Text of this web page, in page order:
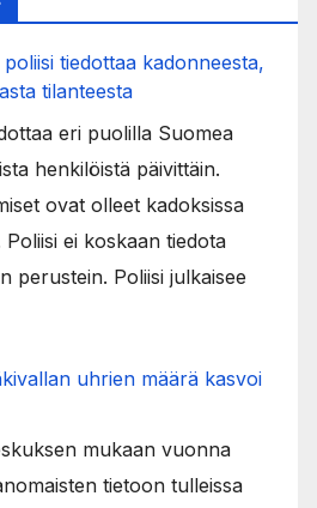
tiedottaa kadonneesta,
tilanteesta
eri puolilla Suomea
henkilöistä päivittäin.
ovat olleet kadoksissa
ei koskaan tiedota
perustein. Poliisi julkaisee
uhrien määrä kasvoi
mukaan vuonna
tietoon tulleissa